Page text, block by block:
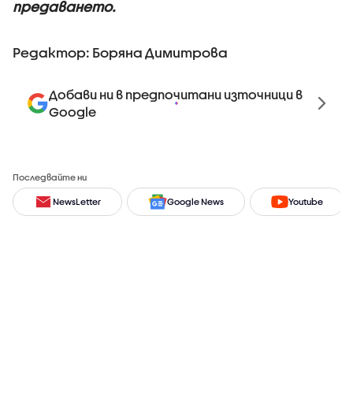
предаването.
Редактор: Боряна Димитрова
Добави ни в предпочитани източници в
Google
Последвайте ни
NewsLetter Google News Youtube